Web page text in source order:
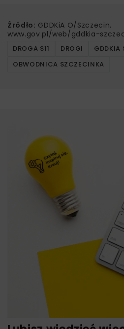
Źródło: GDDKiA O/Szczecin,
www.gov.pl/web/gddkia-
DROGA S11 DROGI
GDDKIA
OBWODNICA SZCZECINKA